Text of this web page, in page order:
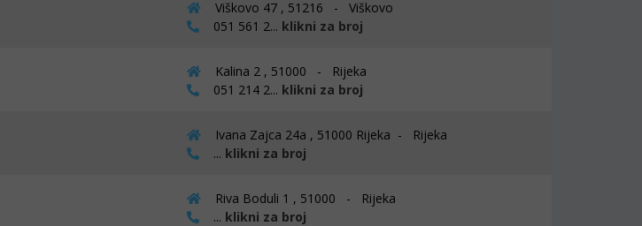
Viškovo 47 , 51216 - Viškovo
051 561 2... klikni za broj
Kalina 2 , 51000 - Rijeka
051 214 2... klikni za broj
Ivana Zajca 24a , 51000 Rijeka - Rijeka
... klikni za broj
Riva Boduli 1 , 51000 - Rijeka
... klikni za broj